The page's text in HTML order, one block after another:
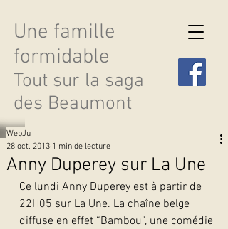
Une famille
formidable
Tout sur la saga
des Beaumont
Découvrir les saisons
Anny Duperey sur La Une
WebJu
28 oct. 2013 1 min de lecture
Ce lundi Anny Duperey est à partir de
22H05 sur La Une. La chaîne belge
diffuse en effet “Bambou”, une comédie